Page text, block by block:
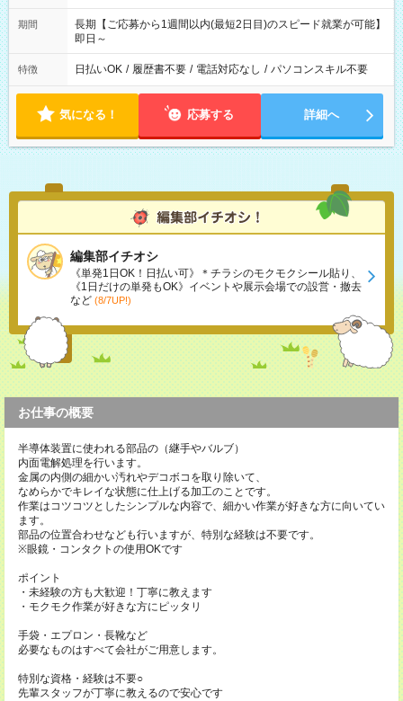
期間
長期【ご応募から1週間以内(最短2日目)のスピード就業が可能】
即日～
特徴 日払いOK / 履歴書不要 / 電話対応なし / パソコンスキル不要
気になる！ 応募する 詳細へ
編集部イチオシ
《単発1日OK！日払い可》＊チラシのモクモクシール貼り、
《1日だけの単発もOK》イベントや展示会場での設営・撤去
など (8/7UP!)
お仕事の概要
半導体装置に使われる部品の（継手やバルブ）
内面電解処理を行います。
金属の内側の細かい汚れやデコボコを取り除いて、
なめらかでキレイな状態に仕上げる加工のことです。
作業はコツコツとしたシンプルな内容で、細かい作業が好きな方に向いてい
ます。
部品の位置合わせなども行いますが、特別な経験は不要です。
※眼鏡・コンタクトの使用OKです
ポイント
・未経験の方も大歓迎！丁寧に教えます
・モクモク作業が好きな方にピッタリ
手袋・エプロン・長靴など
必要なものはすべて会社がご用意します。
特別な資格・経験は不要○
先輩スタッフが丁寧に教えるので安心です